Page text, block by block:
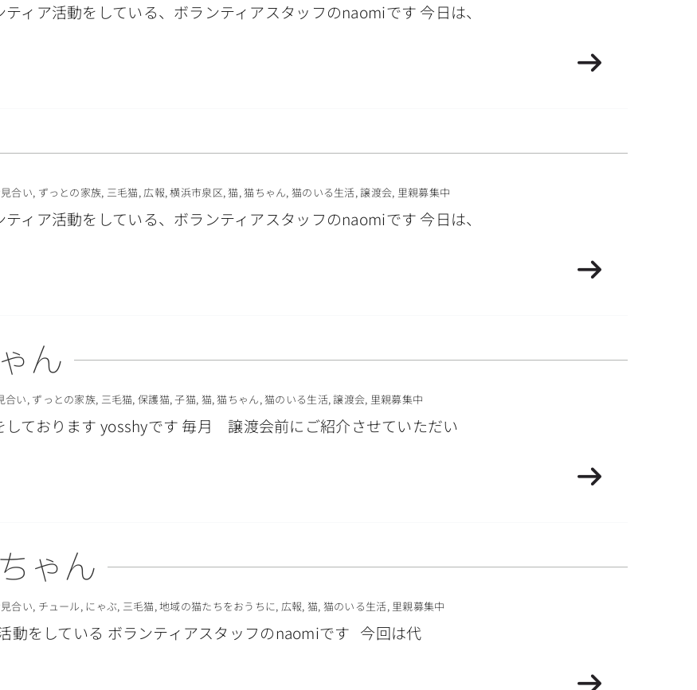
ィア活動をしている、ボランティアスタッフのnaomiです 今日は、
合い, ずっとの家族, 三毛猫, 広報,横浜市泉区,猫,猫ちゃん,猫のいる生活,譲渡会, 里親募集中
ィア活動をしている、ボランティアスタッフのnaomiです 今日は、
ん
合い, ずっとの家族, 三毛猫, 保護猫,子猫, 猫,猫ちゃん,猫のいる生活,譲渡会, 里親募集中
ております yosshyです 毎月 譲渡会前にご紹介させていただい
ゃん
合い, チュール, にゃぶ, 三毛猫,地域の猫たちをおうちに, 広報, 猫, 猫のいる生活, 里親募集中
動をしている ボランティアスタッフのnaomiです 今回は代